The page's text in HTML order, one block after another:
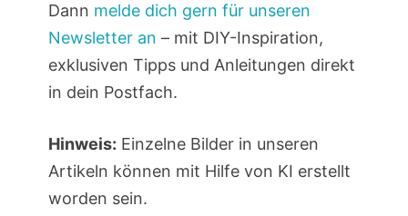
Dann melde dich gern für unseren
Newsletter an – mit DIY-Inspiration,
exklusiven Tipps und Anleitungen direkt
in dein Postfach.
Hinweis: Einzelne Bilder in unseren
Artikeln können mit Hilfe von KI erstellt
worden sein.